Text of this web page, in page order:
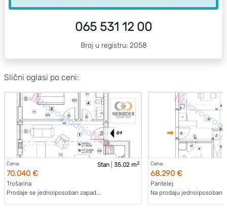
065 531 12 00
Broj u registru: 2058
Slični oglasi po ceni:
Cena:
70.040 €
Stan 35.02 m2
Trošarina
Prodaje se jednoiposoban zapad...
Cena:
68.290 €
Pantelej
Na prodaju jednoiposoban